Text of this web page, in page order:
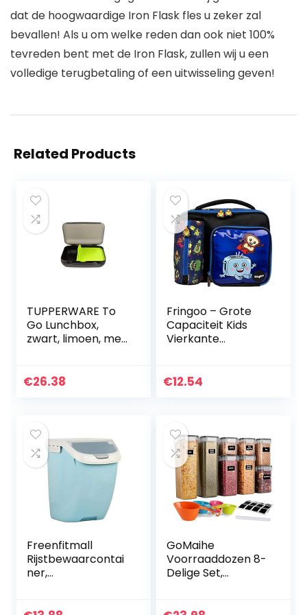
dat de hoogwaardige Iron Flask fles u zeker zal
bevallen! Als u om welke reden dan ook niet 100%
tevreden bent met de Iron Flask, zullen wij u een
volledige terugbetaling of een uitwisseling geven!
Related Products
TUPPERWARE To
Go Lunchbox,
zwart, limoen, met
sandwich doos
€26.38
Fringoo – Grote
Capaciteit Kids
Vierkante
Lunchbox | Perfect
€12.54
Freenfitmall
Rijstbewaarcontai
ner,
GoMaihe
Voorraaddozen 8-
Delige Set,